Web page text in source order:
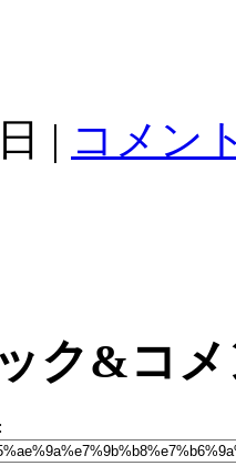
| コメン
ク&コ